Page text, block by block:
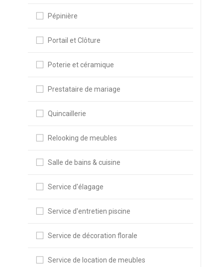
Pépinière
Portail et Clôture
Poterie et céramique
Prestataire de mariage
Quincaillerie
Relooking de meubles
Salle de bains & cuisine
Service d'élagage
Service d'entretien piscine
Service de décoration florale
Service de location de meubles